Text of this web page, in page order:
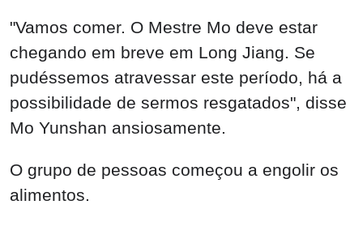
"Vamos comer. O Mestre Mo deve estar
chegando em breve em Long Jiang. Se
pudéssemos atravessar este período, há a
possibilidade de sermos resgatados", disse
Mo Yunshan ansiosamente.
O grupo de pessoas começou a engolir os
alimentos.